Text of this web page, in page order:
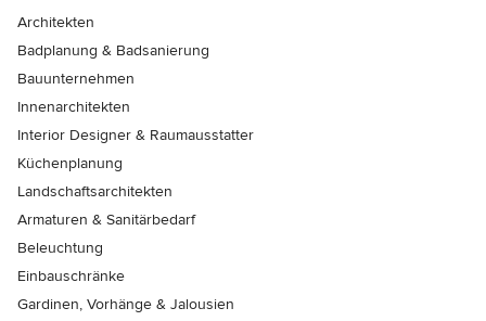
Architekten
Badplanung & Badsanierung
Bauunternehmen
Innenarchitekten
Interior Designer & Raumausstatter
Küchenplanung
Landschaftsarchitekten
Armaturen & Sanitärbedarf
Beleuchtung
Einbauschränke
Gardinen, Vorhänge & Jalousien